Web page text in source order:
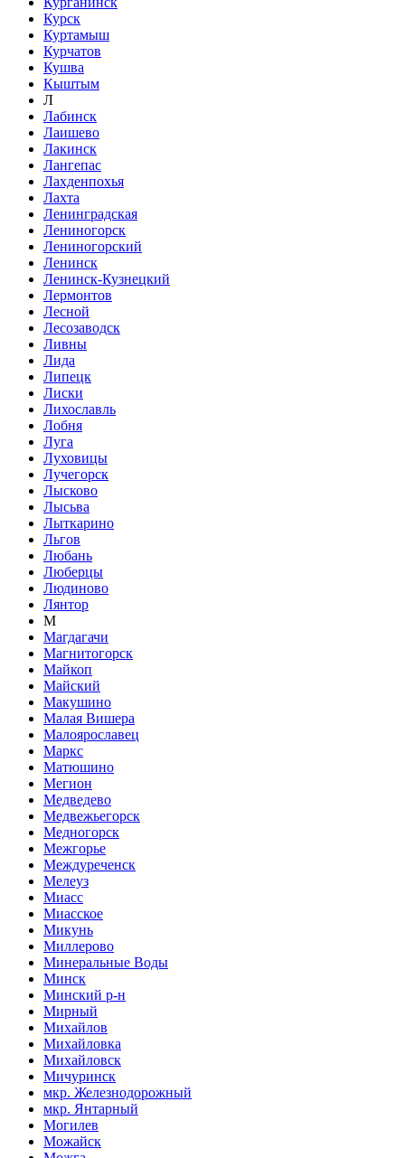
Курск
Куртамыш
Курчатов
Кушва
Кыштым
Л
Лабинск
Лаишево
Лакинск
Лангепас
Лахденпохья
Лахта
Ленинградская
Лениногорск
Лениногорский
Ленинск
Ленинск-Кузнецкий
Лермонтов
Лесной
Лесозаводск
Ливны
Лида
Липецк
Лиски
Лихославль
Лобня
Луга
Луховицы
Лучегорск
Лысково
Лысьва
Лыткарино
Льгов
Любань
Люберцы
Людиново
Лянтор
М
Магдагачи
Магнитогорск
Майкоп
Майский
Макушино
Малая Вишера
Малоярославец
Маркс
Матюшино
Мегион
Медведево
Медвежьегорск
Медногорск
Межгорье
Междуреченск
Мелеуз
Миасс
Миасское
Микунь
Миллерово
Минеральные Воды
Минск
Минский р-н
Мирный
Михайлов
Михайловка
Михайловск
Мичуринск
мкр. Железнодорожный
мкр. Янтарный
Могилев
Можайск